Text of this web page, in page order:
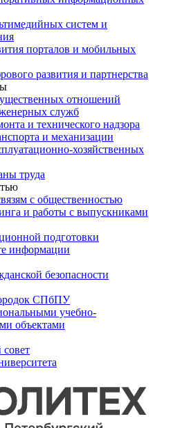
систем и
порталов и мобильных
развития и партнерства
отношений
служб
и технического надзора
и механизации
хозяйственных
труда
с общественностью
и работы с выпускниками
подготовки
информации
безопасности
СПбПУ
учебно-
объектами